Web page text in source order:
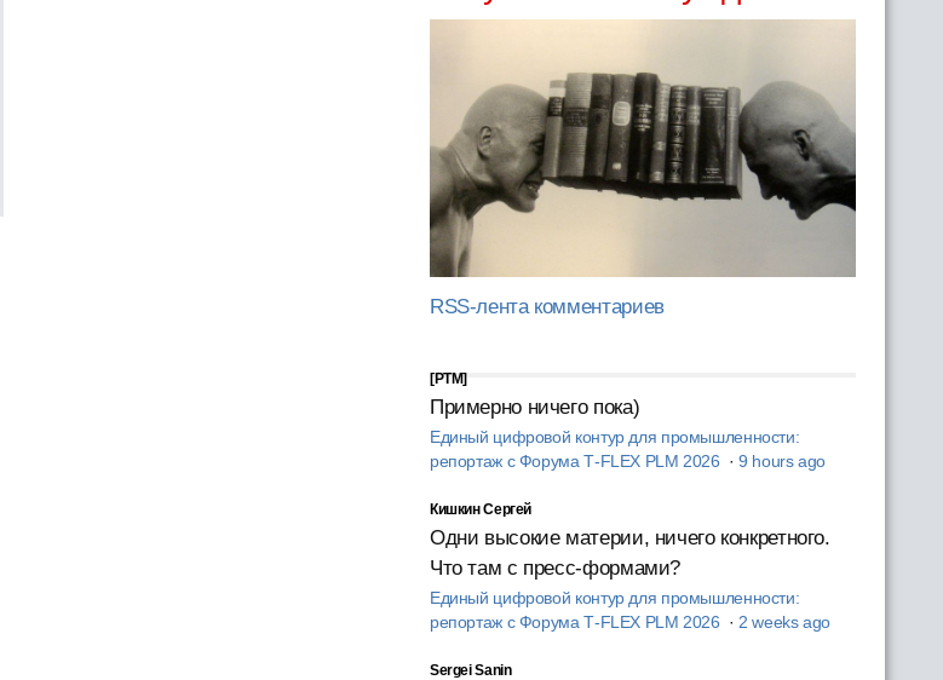
RSS-лента комментариев
[PTM]
Примерно ничего пока)
Единый цифровой контур для промышленности:
репортаж с Форума T‑FLEX PLM 2026 ·9 hours ago
Кишкин Сергей
Одни высокие материи, ничего конкретного.
Что там с пресс-формами?
Единый цифровой контур для промышленности:
репортаж с Форума T‑FLEX PLM 2026 · 2 weeks ago
Sergei Sanin